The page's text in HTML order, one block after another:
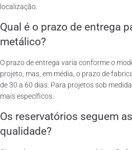
localização.
Qual é o prazo de entrega
metálico?
O prazo de entrega varia conforme o
projeto, mas, em média, o prazo de
de 30 a 60 dias. Para projetos sob
mais específicos.
Os reservatórios seguem
qualidade?